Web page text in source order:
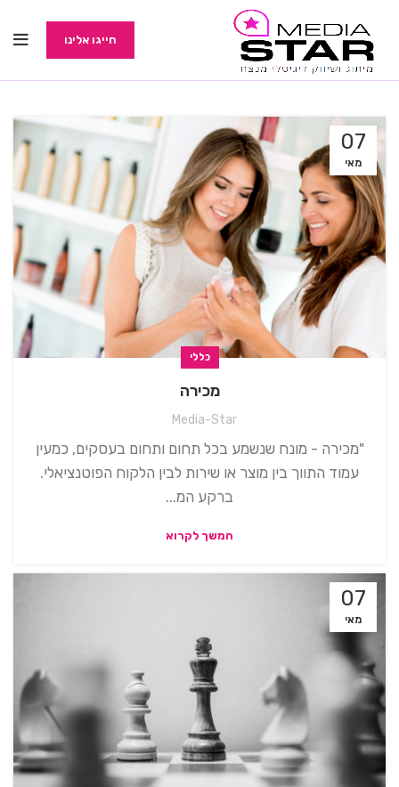
חייגו אלינו
07
מאי
כללי
מכירה
Media-Star
"מכירה - מונח שנשמע בכל תחום ותחום בעסקים, כמעין
עמוד התווך בין מוצר או שירות לבין הלקוח הפוטנציאלי.
ברקע המ...
המשך לקרוא
07
מאי